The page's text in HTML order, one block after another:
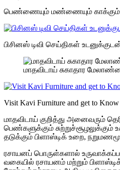
பெண்ணையும் மண்ணையும் காக்கும்
பிசினஸ் டிவி செய்திகள்
மாதவிடாய் சுகாதார
Visit Kavi Furniture and get to Know
மாதவிடாய் குறித்து அனைவரும்
பெண்களுக்கும்
தடுக்கும் பிளாஸ்டிக் உறை,
ரசாயனப் பொருள்களால்
வகையில் ரசாயனம் மற்றும்